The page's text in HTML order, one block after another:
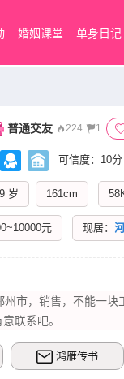
婚姻课堂 单身日记
普通交友 224 1
可信度：10分
岁 161cm
元 现居：
市，销售，不能一
联系吧。
鸿雁传书